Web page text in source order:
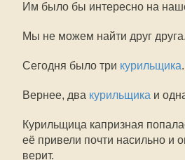
Им было бы интересно на
Мы не можем найти друг друга.
Сегодня было три курильщика.
Вернее, два курильщика и
Курильщица капризная
её привели почти насильно и
верит.